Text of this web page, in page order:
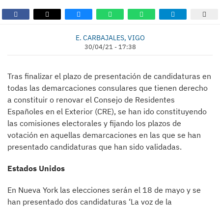
E. CARBAJALES, VIGO
30/04/21 - 17:38
Tras finalizar el plazo de presentación de candidaturas en
todas las demarcaciones consulares que tienen derecho
a constituir o renovar el Consejo de Residentes
Españoles en el Exterior (CRE), se han ido constituyendo
las comisiones electorales y fijando los plazos de
votación en aquellas demarcaciones en las que se han
presentado candidaturas que han sido validadas.
Estados Unidos
En Nueva York las elecciones serán el 18 de mayo y se
han presentado dos candidaturas ‘La voz de la